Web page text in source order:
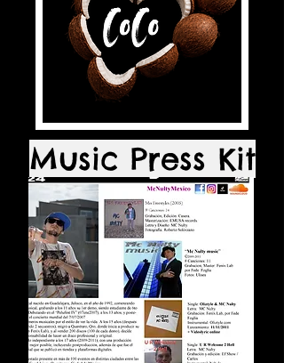
Music Press Kit